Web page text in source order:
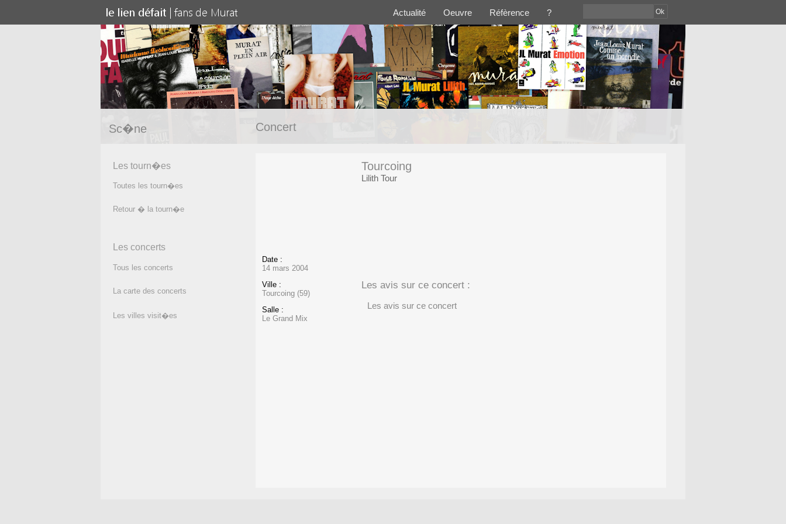
Sc�ne Concert
Les tourn�es
Toutes les tourn�es
Retour � la tourn�e
Les concerts
Tous les concerts
La carte des concerts
Les villes visit�es
Date :
14 mars 2004
Ville :
Tourcoing (59)
Salle :
Le Grand Mix
Tourcoing
Lilith Tour
Les avis sur ce concert :
Les avis sur ce concert
Ok
Actualité Oeuvre Réfèrence ?